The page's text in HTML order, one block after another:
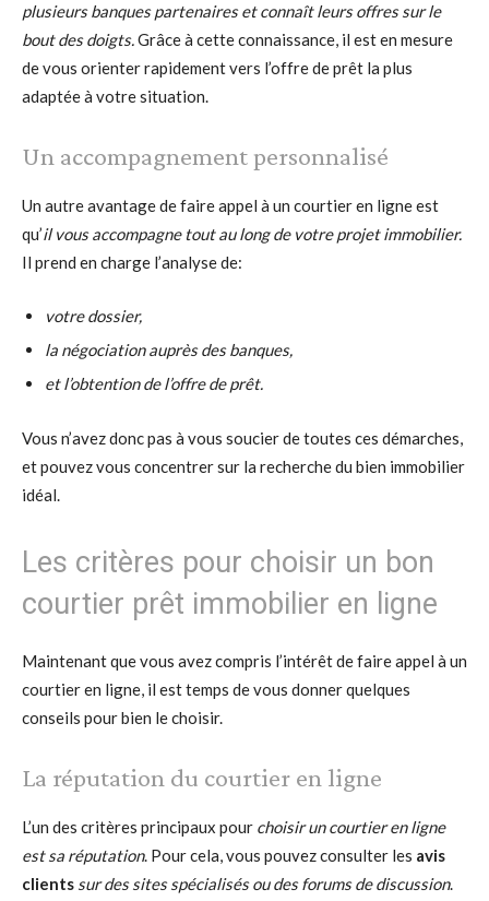
plusieurs banques partenaires et connaît leurs offres sur le
bout des doigts.Grâce à cette connaissance, il est en mesure
de vous orienter rapidement vers l’offre de prêt la plus
adaptée à votre situation.
Un accompagnement personnalisé
Un autre avantage de faire appel à un courtier en ligne est
qu’il vous accompagne tout au long de votre projet immobilier.
Il prend en charge l’analyse de:
votre dossier,
la négociation auprès des banques,
et l’obtention de l’offre de prêt.
Vous n’avez donc pas à vous soucier de toutes ces démarches,
et pouvez vous concentrer sur la recherche du bien immobilier
idéal.
Les critères pour choisir un bon
courtier prêt immobilier en ligne
Maintenant que vous avez compris l’intérêt de faire appel à un
courtier en ligne, il est temps de vous donner quelques
conseils pour bien le choisir.
La réputation du courtier en ligne
L’un des critères principaux pour choisir un courtier en ligne
est sa réputation. Pour cela, vous pouvez consulter les avis
clients sur des sites spécialisés ou des forums de discussion.